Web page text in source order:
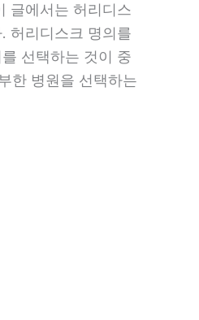
글에서는 허리디스
허리디스크 명의를
선택하는 것이 중
한 병원을 선택하는